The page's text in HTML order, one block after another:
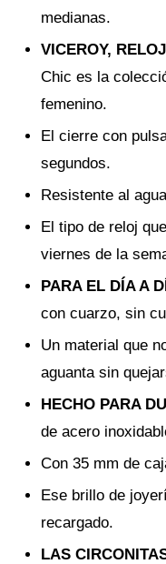
medianas.
VICEROY,
Chic es la
femenino.
El cierre con
segundos.
Resistente al
El tipo de reloj
viernes de la
PARA EL DÍA A
con cuarzo, sin
Un material que
aguanta sin
HECHO PARA
de acero
Con 35 mm de
Ese brillo de
recargado.
LAS